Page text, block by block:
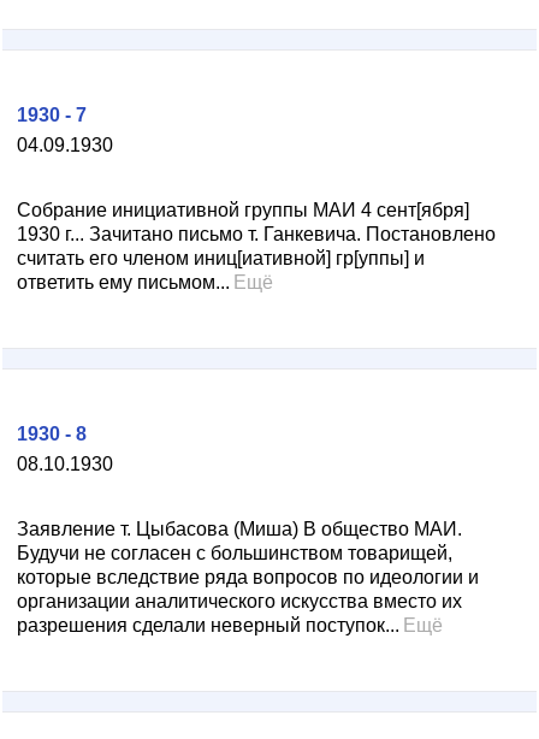
04.09.1930
1930 - 7
Собрание инициативной группы МАИ 4 сент[ября]
1930 г... Зачитано письмо т. Ганкевича. Постановлено
считать его членом иниц[иативной] гр[уппы] и
ответить ему письмом... Ещё
08.10.1930
1930 - 8
Заявление т. Цыбасова (Миша) В общество МАИ.
Будучи не согласен с большинством товарищей,
которые вследствие ряда вопросов по идеологии и
организации аналитического искусства вместо их
разрешения сделали неверный поступок... Ещё